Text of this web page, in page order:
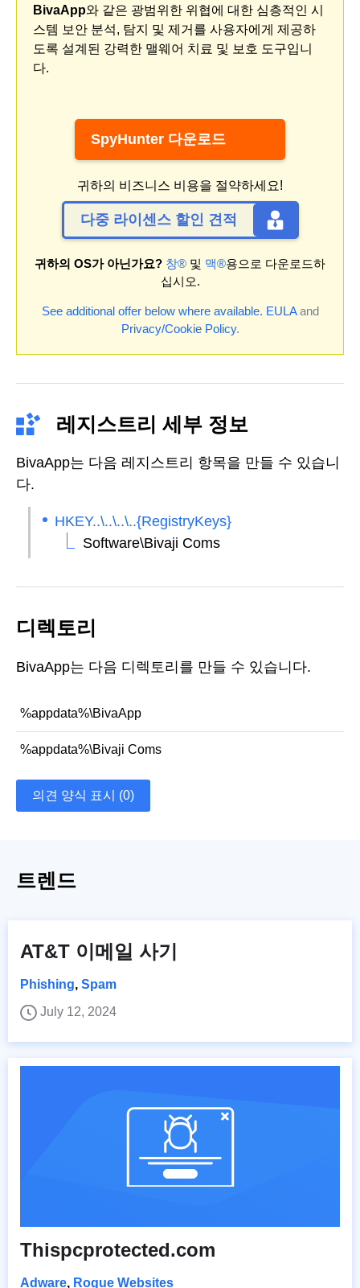
BivaApp와 같은 광범위한 위협에 대한 심층적인 시
스템 보안 분석, 탐지 및 제거를 사용자에게 제공하
도록 설계된 강력한 맬웨어 치료 및 보호 도구입니
다.
SpyHunter 다운로드
귀하의 비즈니스 비용을 절약하세요!
다중 라이센스 할인 견적
귀하의 OS가 아닌가요? 창® 및 맥®용으로 다운로드하
십시오.
See additional offer below where available. EULAand
Privacy/Cookie Policy.
레지스트리 세부 정보
BivaApp는 다음 레지스트리 항목을 만들 수 있습니
다.
HKEY..\..\..\..{RegistryKeys}
Software\Bivaji Coms
디렉토리
BivaApp는 다음 디렉토리를 만들 수 있습니다.
%appdata%\BivaApp
%appdata%\Bivaji Coms
의견 양식 표시 (0)
트렌드
AT&T 이메일 사기
Phishing, Spam
July 12, 2024
Thispcprotected.com
Adware, Rogue Websites